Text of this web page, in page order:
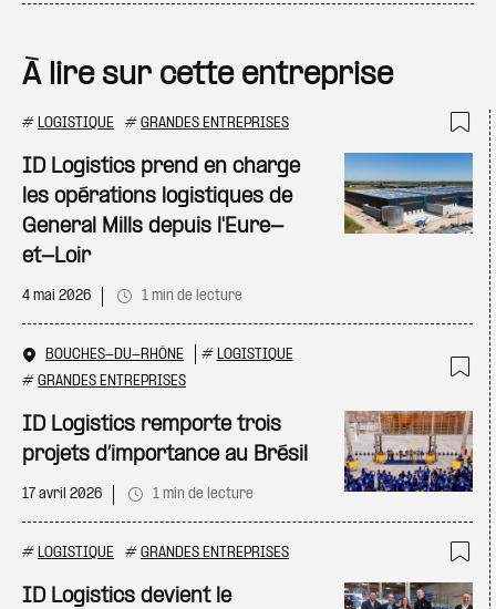
À lire sur cette entreprise
# LOGISTIQUE # GRANDES ENTREPRISES
ID Logistics prend en charge
les opérations logistiques de
General Mills depuis l'Eure-
et-Loir
4 mai 2026 1 min de lecture
BOUCHES-DU-RHÔNE # LOGISTIQUE
# GRANDES ENTREPRISES
ID Logistics remporte trois
projets d’importance au Brésil
17 avril 2026 1 min de lecture
# LOGISTIQUE # GRANDES ENTREPRISES
ID Logistics devient le